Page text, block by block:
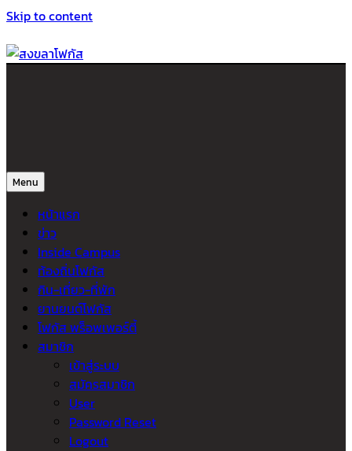
Skip to content
Menu
หน้าแรก
ข่าว
Inside Campus
ท้องถิ่นโฟกัส
กิน-เที่ยว-ที่พัก
ยานยนต์โฟกัส
โฟกัส พร็อพเพอร์ตี้
สมาชิก
เข้าสู่ระบบ
สมัครสมาชิก
User
Password Reset
Logout